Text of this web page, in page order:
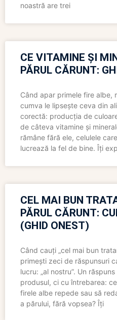
noastră are trei
CE VITAMINE ȘI
PĂRUL CĂRUNT:
Când apar primele fire albe,
cumva le lipsește ceva din
corectă: producția de
de câteva vitamine și
rămâne fără ele, celulele
lucrează la fel de bine. Îți
CEL MAI BUN
PĂRUL CĂRUNT:
(GHID ONEST)
Când cauți „cel mai bun
primești zeci de răspunsuri
lucru: „al nostru”. Un
produsul, ci cu întrebarea:
firele albe repede sau să
a părului, fără vopsea? Îți